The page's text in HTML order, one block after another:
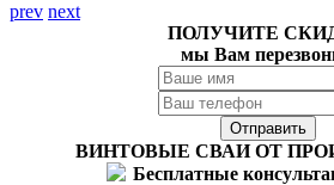
prev next
ПОЛУЧИТЕ
мы Вам
ВИНТОВЫЕ СВАИ ОТ
Бесплатные